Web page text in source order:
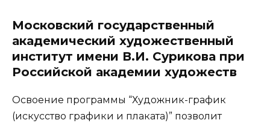
Московский государственный
академический художественный
институт имени В.И. Сурикова при
Российской академии художеств
Освоение программы “Художник-график
(искусство графики и плаката)” позволит